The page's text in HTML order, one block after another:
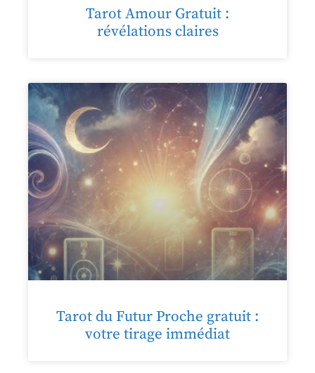
Tarot Amour Gratuit :
révélations claires
Tarot du Futur Proche gratuit :
votre tirage immédiat